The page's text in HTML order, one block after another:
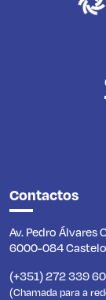
Contactos
Av. Pedro Álvares
6000-084
(+351) 272 339
(Chamada para a